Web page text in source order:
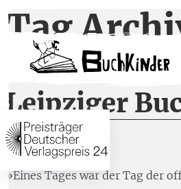
Tag
Leipziger
28. März 2011
»Eines Tages war der Tag der